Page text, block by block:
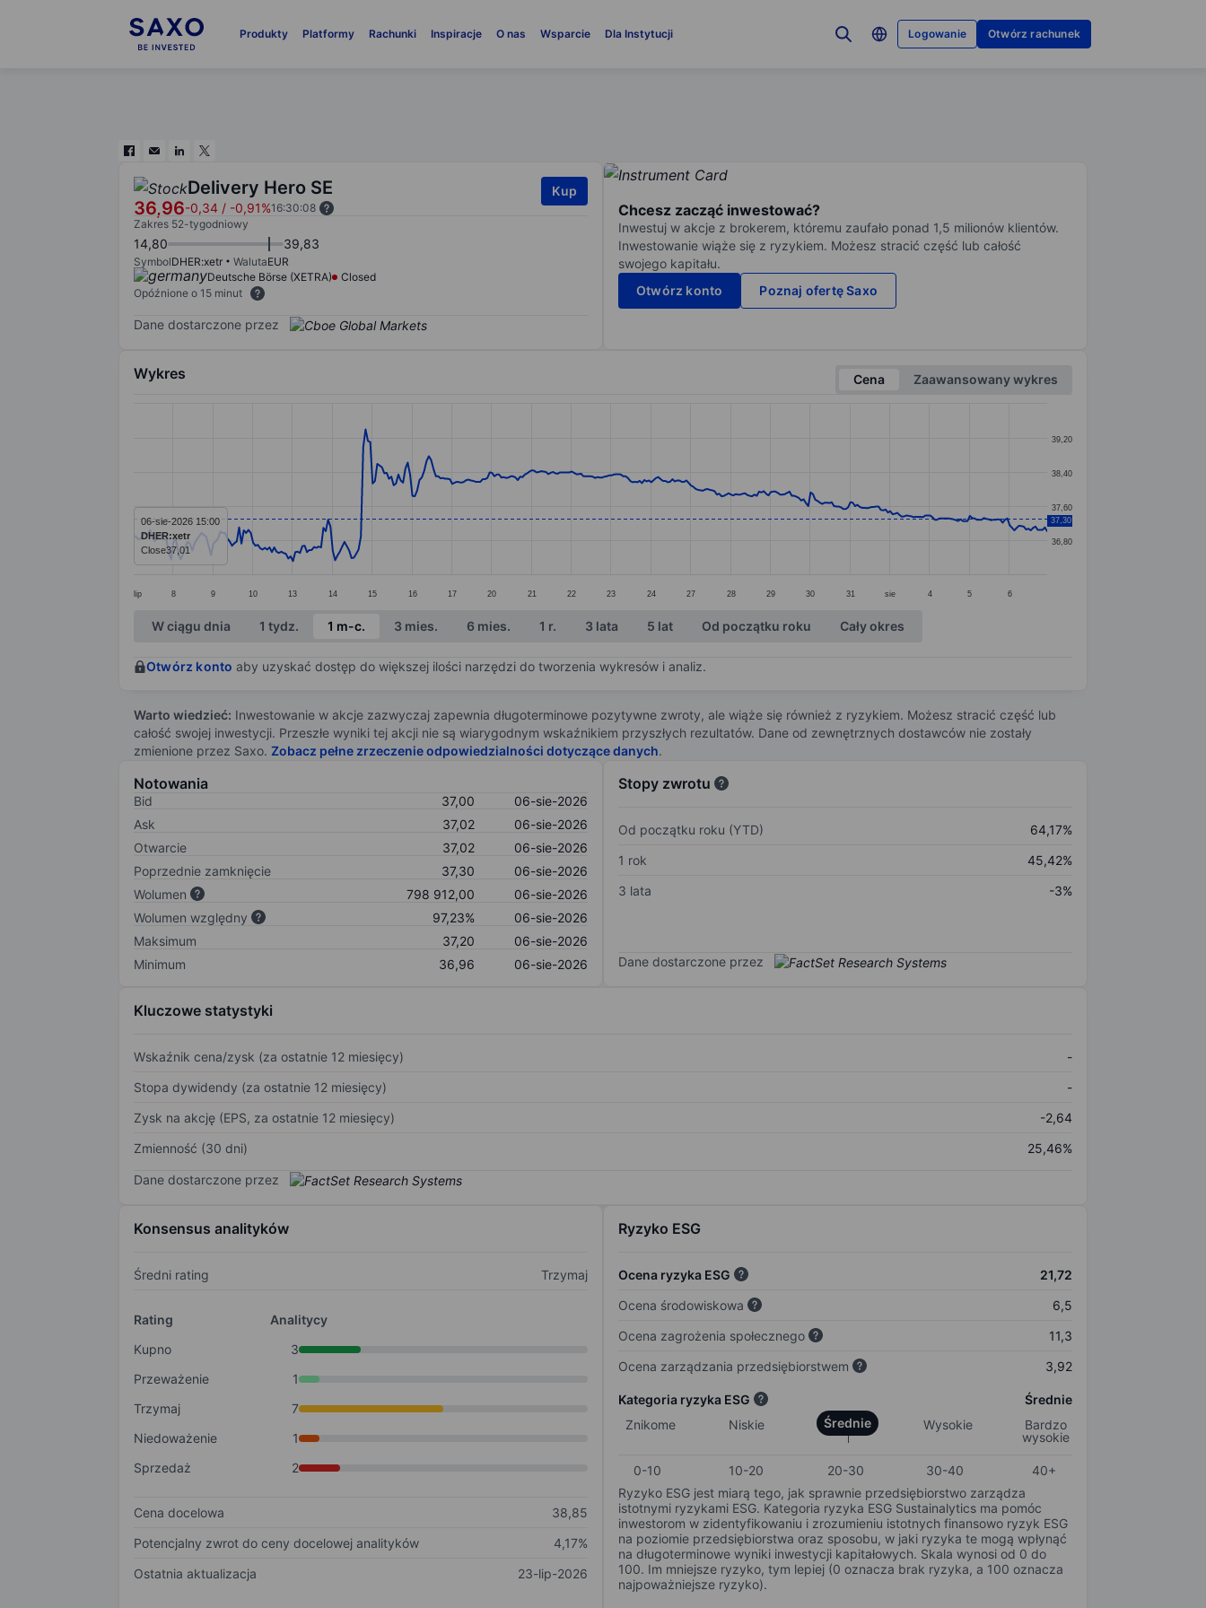
Produkty Platformy Rachunki Inspiracje O nas Wsparcie Dla Instytucji Logowanie Otwórz rachunek
Delivery Hero SE
36,96-0,34 / -0,91%16:30:08
Kup
Zakres 52-tygodniowy
14,80 39,83
SymbolDHER:xetr WalutaEUR
Deutsche Börse (XETRA)
Closed
Opóźnione o 15 minut
Dane dostarczone przez
Chcesz zacząć inwestować?
Inwestuj w akcje z brokerem, któremu zaufało ponad 1,5 milionów klientów.
Inwestowanie wiąże się z ryzykiem. Możesz stracić część lub całość
swojego kapitału.
Otwórz konto
Poznaj ofertę Saxo
Wykres Cena
Zaawansowany wykres
The chart has 1 X axis displaying categories.
The chart has 1 Y axis displaying values. Data ranges from 36.31 to 39.4.
lip 8 9 10 13 14 15 16 17 20 21 22 23 24 27 28 29 30 31 sie 4 5 6
36,80
37,60
38,40
39,20
37,30
06-sie-2026 15:00
DHER:xetr
Close37,01
End of interactive chart.
W ciągu dnia 1 tydz. 1 m-c. 3 mies. 6 mies. 1 r. 3 lata 5 lat Od początku roku Cały okres
Otwórz konto aby uzyskać dostęp do większej ilości narzędzi do tworzenia wykresów i analiz.
Warto wiedzieć: Inwestowanie w akcje zazwyczaj zapewnia długoterminowe pozytywne zwroty, ale wiąże się również z ryzykiem. Możesz stracić część lub
całość swojej inwestycji. Przeszłe wyniki tej akcji nie są wiarygodnym wskaźnikiem przyszłych rezultatów. Dane od zewnętrznych dostawców nie zostały
zmienione przez Saxo. Zobacz pełne zrzeczenie odpowiedzialności dotyczące danych.
Notowania
Bid 37,00
06-sie-2026
Ask
37,02
06-sie-2026
Otwarcie
37,02
06-sie-2026
Poprzednie zamknięcie
37,30
06-sie-2026
Wolumen
798 912,00
06-sie-2026
Wolumen względny
97,23%
06-sie-2026
Maksimum
37,20
06-sie-2026
Minimum
36,96 06-sie-2026
Stopy zwrotu
Od początku roku (YTD)
64,17%
1 rok
45,42%
3 lata
-3%
Dane dostarczone przez
Kluczowe statystyki
Wskaźnik cena/zysk (za ostatnie 12 miesięcy)
-
Stopa dywidendy (za ostatnie 12 miesięcy)
-
Zysk na akcję (EPS, za ostatnie 12 miesięcy)
-2,64
Zmienność (30 dni)
25,46%
Dane dostarczone przez
Konsensus analityków
Średni rating Trzymaj
Rating
Analitycy
Kupno
3
Przeważenie
1
Trzymaj
7
Niedoważenie
1
Sprzedaż
2
Cena docelowa
38,85
Potencjalny zwrot do ceny docelowej analityków
4,17%
Ostatnia aktualizacja
23-lip-2026
Ryzyko ESG
Ocena ryzyka ESG
21,72
Ocena środowiskowa
6,5
Ocena zagrożenia społecznego
11,3
Ocena zarządzania przedsiębiorstwem
3,92
Kategoria ryzyka ESG
Średnie
Znikome
Niskie Średnie Wysokie
Bardzo
wysokie
0-10 10-20 20-30 30-40
40+
Ryzyko ESG jest miarą tego, jak sprawnie przedsiębiorstwo zarządza
istotnymi ryzykami ESG. Kategoria ryzyka ESG Sustainalytics ma pomóc
inwestorom w zidentyfikowaniu i zrozumieniu istotnych finansowo ryzyk ESG
na poziomie przedsiębiorstwa oraz sposobu, w jaki ryzyka te mogą wpłynąć
na długoterminowe wyniki inwestycji kapitałowych. Skala wynosi od 0 do
100. Im mniejsze ryzyko, tym lepiej (0 oznacza brak ryzyka, a 100 oznacza
najpoważniejsze ryzyko).